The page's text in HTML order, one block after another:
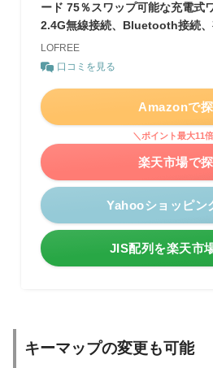
ード 75％スワップ可能な充電式
2.4G無線接続、Bluetooth接続
LOFREE
口コミを見る
Amazonで
＼ポイント最大11
楽天市場で
Yahooショッピン
JIS配列を楽天市
キーマップの変更も可能